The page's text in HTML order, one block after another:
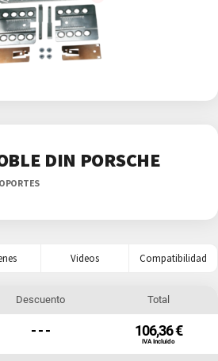
DIN PORSCHE
Videos Compatibilidad
Descuento
- - -
Total
106,36 €
IVA Incluido